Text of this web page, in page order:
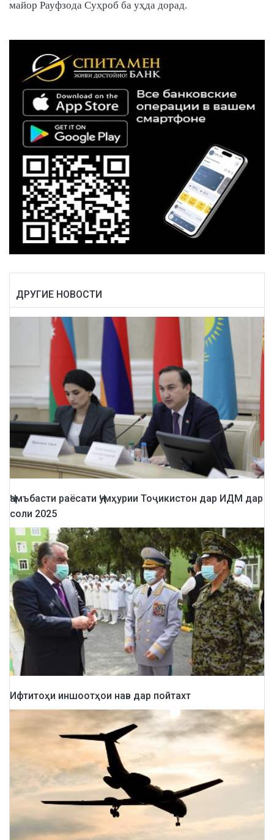
майор Рауфзода Суҳроб ба уҳда дорад.
ДРУГИЕ НОВОСТИ
Ҷамъбасти раёсати Ҷумҳурии Тоҷикистон дар ИДМ дар
соли 2025
Ифтитоҳи иншоотҳои нав дар пойтахт